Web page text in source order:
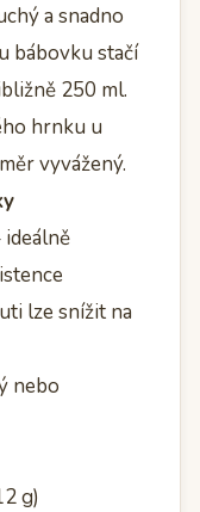
a snadno
bábovku stačí
250 ml.
hrnku u
vyvážený.
ideálně
lze snížit na
nebo
g)